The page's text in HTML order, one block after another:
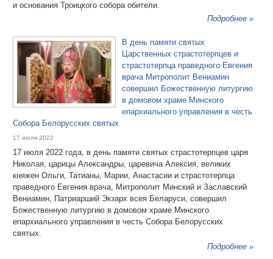
и основания Троицкого собора обители.
Подробнее »
В день памяти святых
Царственных страстотерпцев и
страстотерпца праведного Евгения
врача Митрополит Вениамин
совершил Божественную литургию
в домовом храме Минского
епархиального управления в честь
Собора Белорусских святых
17 июля 2022
17 июля 2022 года, в день памяти святых страстотерпцев царя
Николая, царицы Александры, царевича Алексия, великих
княжен Ольги, Татианы, Марии, Анастасии и страстотерпца
праведного Евгения врача, Митрополит Минский и Заславский
Вениамин, Патриарший Экзарх всея Беларуси, совершил
Божественную литургию в домовом храме Минского
епархиального управления в честь Собора Белорусских
святых.
Подробнее »